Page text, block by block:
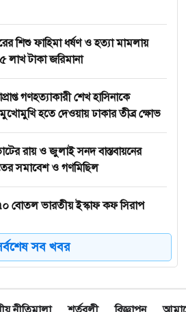
শিশু ফাহিমা ধর্ষণ ও হত্যা মামলায়
লাখ টাকা জরিমানা
গণহত্যাকারী শেখ হাসিনাকে
হতে দেওয়ায় ঢাকার তীব্র ক্ষোভ
রায় ও জুলাই সনদ বাস্তবায়নের
সমাবেশ ও গণমিছিল
বোতল ভারতীয় ইস্কাফ কফ সিরাপ
দিবস উপলক্ষে জকিগঞ্জে আলোচনা
সব খবর